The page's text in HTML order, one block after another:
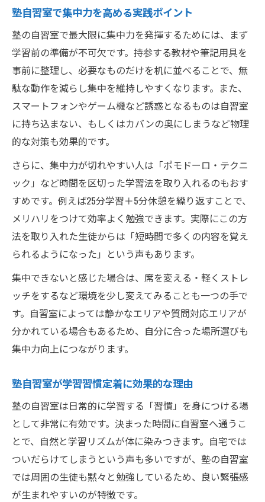
塾の自習室で誘惑を遠ざけるコツとは
自宅と比較した塾自習室のメリット分析
塾自習室行きづらいと感じる時の対策法
塾自習室目当ての利用者が増える理由
効果的な塾自習室の利用術を徹底解説
塾自習室で毎日勉強を続けるコツ
塾自習室の席確保術と混雑対策ポイント
塾自習室 集中できない時の工夫方法
塾自習室 何時まで活用できるか確認しよう
塾自習室のみ利用する場合の注意点を解説
学習効率を上げる自習室の工夫とは
塾自習室で学習効率を上げるレイアウト術
塾自習室での持ち物やタイムマネジメント
塾自習室 イヤホン活用のメリットと注意点
塾自習室 うるさい時の対策と集中法
塾自習室で自分だけの学習空間を作る工夫
塾の自習室だけ利用する際の注意点
塾自習室だけ利用する場合の心構え
塾自習室だけだと質問対応が限定的な理由
塾自習室のみの利用で自己管理力を高める
塾自習室だけ使う人が気を付けるべきこと
質問対応が限定的な自習室のデメリット
塾自習室で質問がしづらい時の対処法
塾自習室のみ利用で生じる不安と解消策
塾自習室で集中力を高める実践ポイント
塾の自習室で最大限に集中力を発揮するためには、まず
学習前の準備が不可欠です。持参する教材や筆記用具を
事前に整理し、必要なものだけを机に並べることで、無
駄な動作を減らし集中を維持しやすくなります。また、
スマートフォンやゲーム機など誘惑となるものは自習室
に持ち込まない、もしくはカバンの奥にしまうなど物理
的な対策も効果的です。
さらに、集中力が切れやすい人は「ポモドーロ・テクニ
ック」など時間を区切った学習法を取り入れるのもおす
すめです。例えば25分学習＋5分休憩を繰り返すことで、
メリハリをつけて効率よく勉強できます。実際にこの方
法を取り入れた生徒からは「短時間で多くの内容を覚え
られるようになった」という声もあります。
集中できないと感じた場合は、席を変える・軽くストレ
ッチをするなど環境を少し変えてみることも一つの手で
す。自習室によっては静かなエリアや質問対応エリアが
分かれている場合もあるため、自分に合った場所選びも
集中力向上につながります。
塾自習室が学習習慣定着に効果的な理由
塾の自習室は日常的に学習する「習慣」を身につける場
として非常に有効です。決まった時間に自習室へ通うこ
とで、自然と学習リズムが体に染みつきます。自宅では
ついだらけてしまうという声も多いですが、塾の自習室
では周囲の生徒も黙々と勉強しているため、良い緊張感
が生まれやすいのが特徴です。